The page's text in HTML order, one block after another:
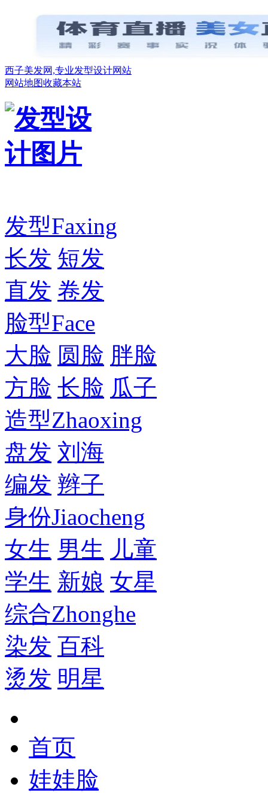
西子美发网,专业发型设计网站
网站地图收藏本站
发型Faxing
长发 短发
直发 卷发
脸型Face
大脸 圆脸 胖脸
方脸 长脸 瓜子
造型Zhaoxing
盘发 刘海
编发 辫子
身份Jiaocheng
女生 男生 儿童
学生 新娘 女星
综合Zhonghe
染发 百科
烫发 明星
首页
娃娃脸